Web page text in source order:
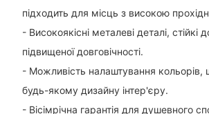
підходить для місць з високою
- Високоякісні металеві деталі, стійкі
підвищеної довговічності.
- Можливість налаштування кольорів,
будь-якому дизайну інтер'єру.
- Вісімрічна гарантія для душевного